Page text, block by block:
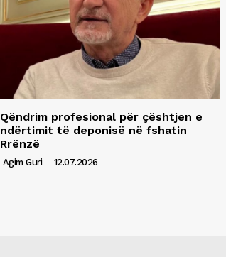
Qëndrim profesional për çështjen e
ndërtimit të deponisë në fshatin
Rrënzë
Agim Guri - 12.07.2026